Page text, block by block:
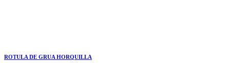
ROTULA DE GRUA HORQUILLA